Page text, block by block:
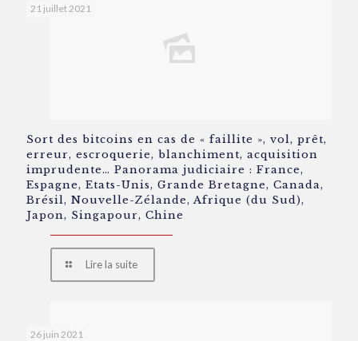
21 juillet 2021
Sort des bitcoins en cas de « faillite », vol, prêt,
erreur, escroquerie, blanchiment, acquisition
imprudente… Panorama judiciaire : France,
Espagne, Etats-Unis, Grande Bretagne, Canada,
Brésil, Nouvelle-Zélande, Afrique (du Sud),
Japon, Singapour, Chine
Lire la suite
26 juin 2021